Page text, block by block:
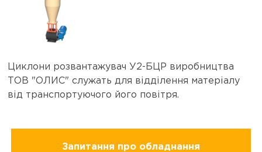
Циклони розвантажувач У2-БЦР виробництва
ТОВ "ОЛИС" служать для відділення матеріалу
від транспортуючого його повітря.
Запитання про обладнання